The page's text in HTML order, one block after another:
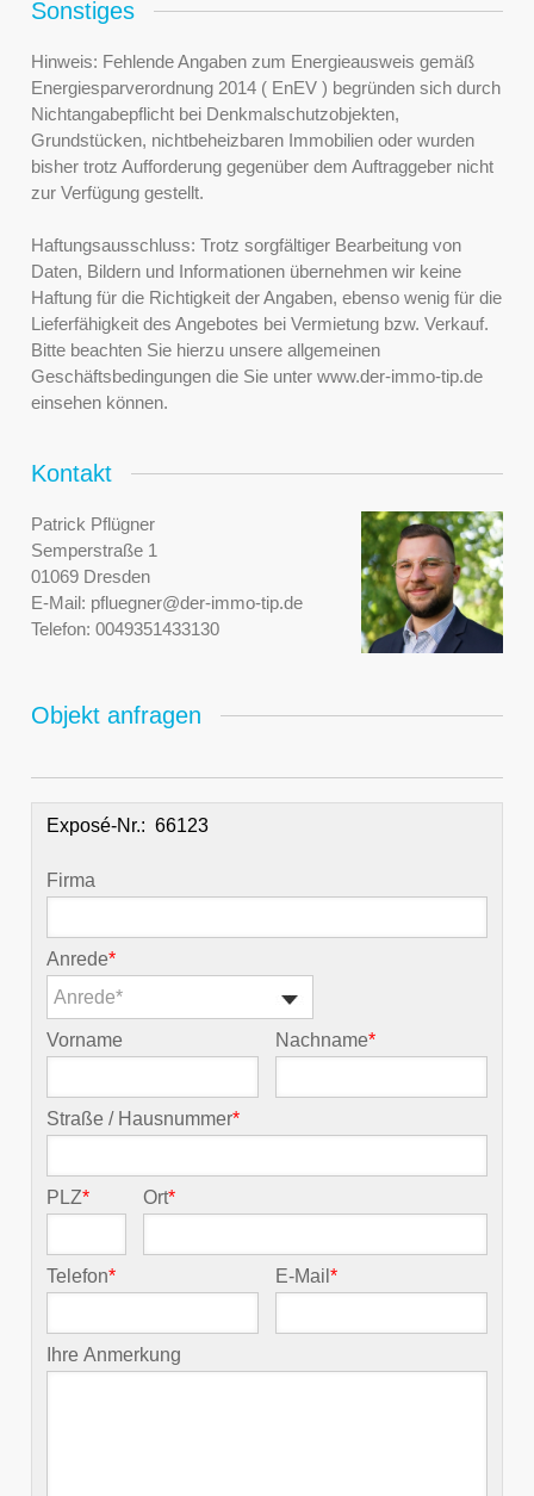
Sonstiges
Hinweis: Fehlende Angaben zum Energieausweis gemäß
Energiesparverordnung 2014 ( EnEV ) begründen sich durch
Nichtangabepflicht bei Denkmalschutzobjekten,
Grundstücken, nichtbeheizbaren Immobilien oder wurden
bisher trotz Aufforderung gegenüber dem Auftraggeber nicht
zur Verfügung gestellt.
Haftungsausschluss: Trotz sorgfältiger Bearbeitung von
Daten, Bildern und Informationen übernehmen wir keine
Haftung für die Richtigkeit der Angaben, ebenso wenig für die
Lieferfähigkeit des Angebotes bei Vermietung bzw. Verkauf.
Bitte beachten Sie hierzu unsere allgemeinen
Geschäftsbedingungen die Sie unter www.der-immo-tip.de
einsehen können.
Kontakt
Patrick Pflügner
Semperstraße 1
01069 Dresden
E-Mail: pfluegner@der-immo-tip.de
Telefon: 0049351433130
Objekt anfragen
Exposé-Nr.:
Firma
Anrede*
Anrede*
Vorname Nachname*
Straße / Hausnummer*
PLZ* Ort*
Telefon* E-Mail*
Ihre Anmerkung